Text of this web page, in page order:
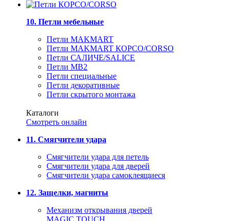
10. Петли мебельные
Петли MAKMART
Петли MAKMART КОРСО/CORSO
Петли САЛИЧЕ/SALICE
Петли MB2
Петли специальные
Петли декоративные
Петли скрытого монтажа
Каталоги
Смотреть онлайн
11. Смягчители удара
Смягчители удара для петель
Смягчители удара для дверей
Cмягчители удара самоклеящиеся
12. Защелки, магниты
Механизм открывания дверей
MAGIC TOUCH